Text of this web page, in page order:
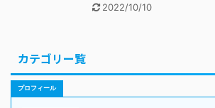
2022/10/10
カテゴリー覧
プロフィール